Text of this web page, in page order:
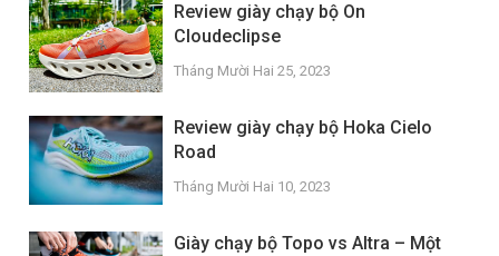
Review giày chạy bộ On
Cloudeclipse
Tháng Mười Hai 25, 2023
Review giày chạy bộ Hoka Cielo
Road
Tháng Mười Hai 10, 2023
Giày chạy bộ Topo vs Altra – Một